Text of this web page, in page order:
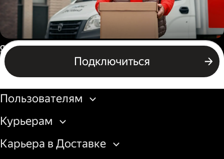
Водитель грузового авто
Подключиться
Подключиться
Россия
Бизнесу
Пользователям
Курьерам
Карьера в Доставке